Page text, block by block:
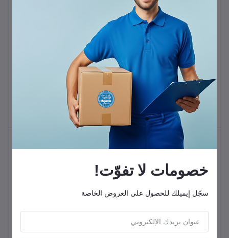
كيبل 3 أمبير 60 وات بحد
أقصى 2 متر من النوع C إلى
النوع C
KWD5.00
2.4 أمبير
KWD5.50
كيبل شحن سريع بقوة 20
كابل 3 في 1 بطول 1 متر
خصومات لا تفوّت!
سجّل إيميلك للحصول على العروض الخاصة